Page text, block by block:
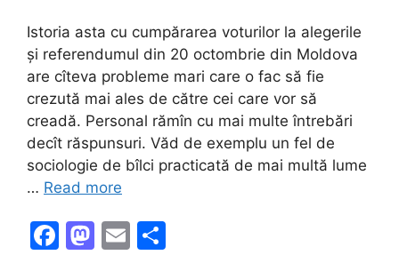
Istoria asta cu cumpărarea voturilor la alegerile
și referendumul din 20 octombrie din Moldova
are cîteva probleme mari care o fac să fie
crezută mai ales de către cei care vor să
creadă. Personal rămîn cu mai multe întrebări
decît răspunsuri. Văd de exemplu un fel de
sociologie de bîlci practicată de mai multă lume
… Read more
F
M E